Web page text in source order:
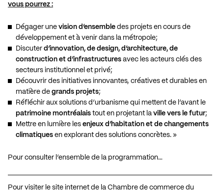
vous pourrez :
Dégager une vision d’ensemble des projets en cours de
développement et à venir dans la métropole;
Discuter d’innovation, de design, d’architecture, de
construction et d’infrastructures avec les acteurs clés des
secteurs institutionnel et privé;
Découvrir des initiatives innovantes, créatives et durables en
matière de grands projets;
Réfléchir aux solutions d’urbanisme qui mettent de l’avant le
patrimoine montréalais tout en projetant la ville vers le futur;
Mettre en lumière les enjeux d’habitation et de changements
climatiques en explorant des solutions concrètes. »
Pour consulter l’ensemble de la programmation…
Pour visiter le site internet de la Chambre de commerce du